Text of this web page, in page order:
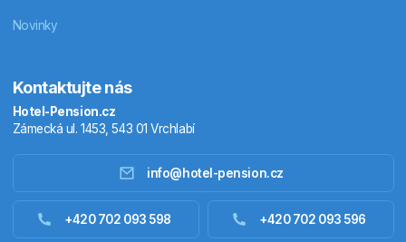
Novinky
Kontaktujte nás
Hotel-Pension.cz
Zámecká ul. 1453, 543 01 Vrchlabí
info@hotel-pension.cz
+420 702 093 598 +420 702 093 596